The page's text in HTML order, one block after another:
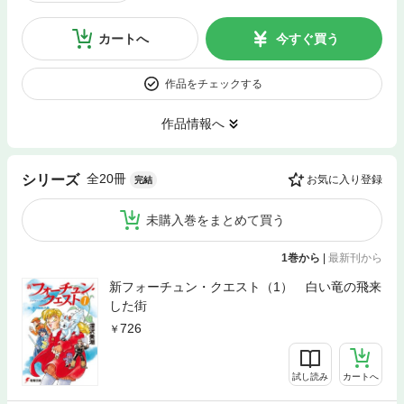
カートへ 今すぐ買う
作品をチェックする
作品情報へ
シリーズ 全20冊 完結 お気に入り登録
未購入巻をまとめて買う
1巻から | 最新刊から
新フォーチュン・クエスト（1） 白い竜の飛来
した街
726
試し読み カートへ